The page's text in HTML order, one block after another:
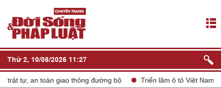
Thứ 2, 10/08/2026 11:27
tự, an toàn giao thông đường bộ Triển lãm ô tô Việt Nam VMS